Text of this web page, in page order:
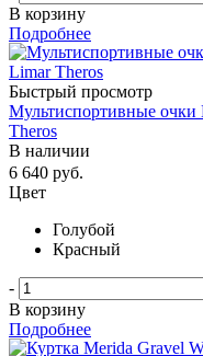
В корзину
Подробнее
Быстрый просмотр
Мультиспортивные очки
Theros
В наличии
6 640 руб.
Цвет
Голубой
Красный
-
В корзину
Подробнее